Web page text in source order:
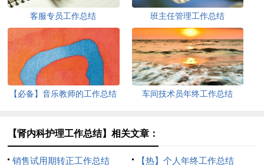
客服专员工作总结 班主任管理工作总结
【必备】音乐教师的工作总结
车间技术员年终工作总结
【肾内科护理工作总结】相关文章：
销售试用期转正工作总结 【热】个人年终工作总结